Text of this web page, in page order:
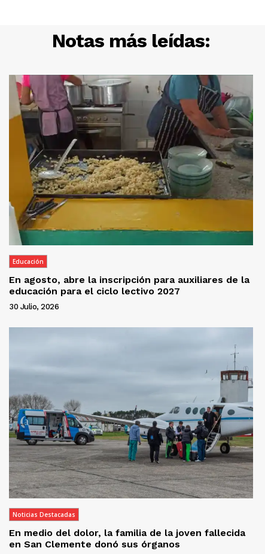
Notas más leídas:
Educación
En agosto, abre la inscripción para auxiliares de la
educación para el ciclo lectivo 2027
30 Julio, 2026
Noticias Destacadas
En medio del dolor, la familia de la joven fallecida
en San Clemente donó sus órganos